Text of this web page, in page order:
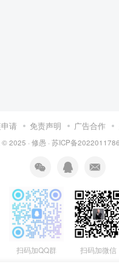
请 免责声明 广告合作
2025 · 修愚 · 苏ICP备
扫码加QQ群 扫码加微信